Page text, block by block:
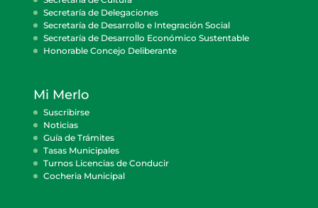
Secretaría de Delegaciones
Secretaría de Desarrollo e Integración Social
Secretaría de Desarrollo Económico Sustentable
Honorable Concejo Deliberante
Mi Merlo
Suscribirse
Noticias
Guía de Trámites
Tasas Municipales
Turnos Licencias de Conducir
Cocheria Municipal